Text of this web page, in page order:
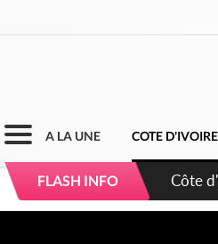
A LA UNE COTE D'IVOIRE
FLASH INFO Côte